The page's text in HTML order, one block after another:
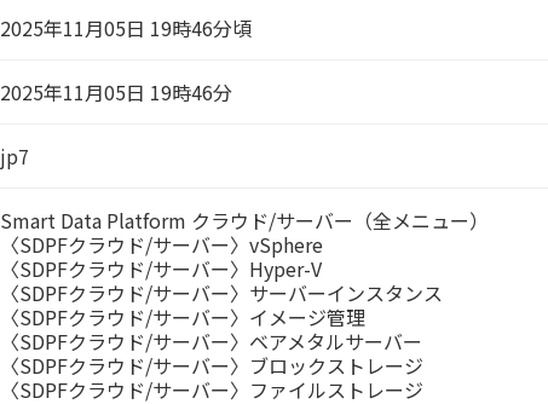
2025年11月05日 19時46分頃
2025年11月05日 19時46分
jp7
Smart Data Platform クラウド/サーバー（全メニュー）
〈SDPFクラウド/サーバー〉vSphere
〈SDPFクラウド/サーバー〉Hyper-V
〈SDPFクラウド/サーバー〉サーバーインスタンス
〈SDPFクラウド/サーバー〉イメージ管理
〈SDPFクラウド/サーバー〉ベアメタルサーバー
〈SDPFクラウド/サーバー〉ブロックストレージ
〈SDPFクラウド/サーバー〉ファイルストレージ